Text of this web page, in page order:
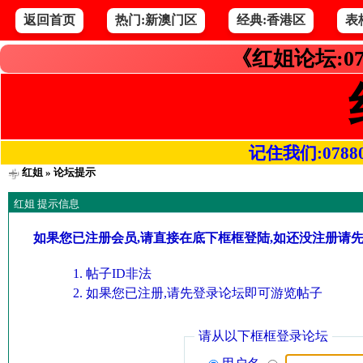
返回首页 热门:新澳门区 经典:香港区 表
《红姐论坛
记住我们
红姐» 论坛提示
红姐 提示信息
如果您已注册会员,请直接在底下框框登陆,如还没注册请
帖子ID非法
如果您已注册,请先登录论坛即可游览帖子
请从以下框框登录论坛